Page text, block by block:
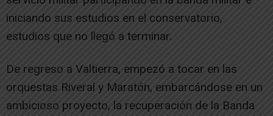
iniciando sus estudios en el conservatorio,
estudios que no llegó a terminar.
De regreso a Valtierra, empezó a tocar en las
orquestas Riveral y Maratón, embarcándose en un
ambicioso proyecto, la recuperación de la Banda